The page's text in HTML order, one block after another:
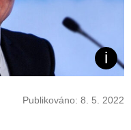
Publikováno: 8. 5. 2022